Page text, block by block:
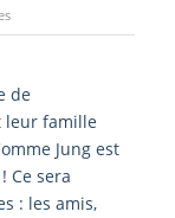
de
leur famille
Jung est
Ce sera
: les amis,